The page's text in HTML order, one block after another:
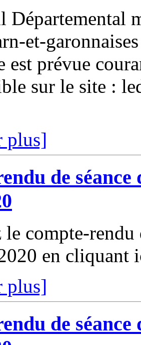
Départemental
et-
est prévue
sur le site :
plus]
de
le compte-
en cliquant
plus]
de